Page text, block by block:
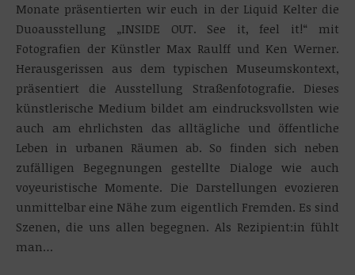
Monate präsentierten wir euch in der Liquid Kelter die
Duoausstellung „INSIDE OUT. See it, feel it!“ mit
Fotografien der Künstler Max Raulff und Ken Werner.
Herausgerissen aus dem typischen Museumskontext,
präsentiert die Ausstellung Straßenfotografie. Dieses
künstlerische Medium bildet am eindrucksvollsten wie
auch am ehrlichsten das alltägliche und öffentliche
Leben in urbanen Räumen ab. So finden sich neben
zufälligen Begegnungen gestellte Dialoge wie auch
voyeuristische Momente. Die Darstellungen evozieren
unmittelbar eine Nähe zum eigentlich Fremden. Es sind
Szenen, die uns allen begegnen. Als Rezipient:in fühlt
man…